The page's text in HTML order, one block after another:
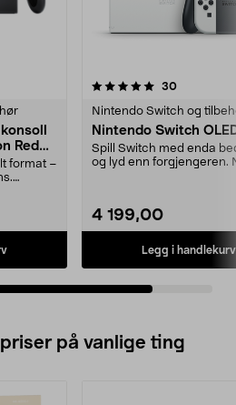
Red
format –
30
Nintendo Switch og
Nintendo Switch
Spill Switch med enda
og lyd enn forgjengeren.
4 199,00
Legg i handlekurv
på vanlige ting